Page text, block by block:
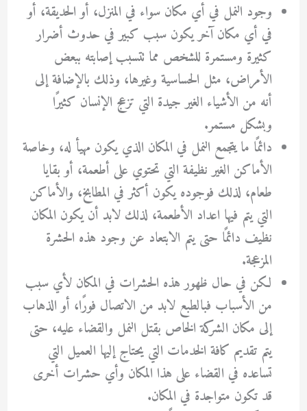
وجود النمل في أي مكان سواء في المنزل، أو الحديقة، أو
في أي مكان آخر يكون سبب كبير في حدوث أضرار
كثيرة ومستمرة للشخص مما تتسبب إصابته ببعض
الأمراض، مثل الحساسية وغيرها، وذلك بالإضافة إلى
أنه من الأشياء الغير جيدة التي تزعج الإنسان كثيرًا
وبشكل مستمر.
دائمًا ما يتجمع النمل في المكان الذي يكون مهيأ له، وخاصة
الأماكن الغير نظيفة التي تحتوي على أطعمة، أو بقايا
طعام، لذلك فوجوده يكون أكثر في المطابخ، والأماكن
التي يتم فيها اعداد الأطعمة، لذلك لابد أن يكون المكان
نظيف دائمًا حتى يتم الابتعاد عن وجود هذه الحشرة
المزعجة.
لكن في حال ظهور هذه الحشرات في المكان لأي سبب
من الأسباب فبالطبع لابد من الاتصال فورًا، أو الذهاب
إلى مكان الشركة الخاص بقتل النمل والقضاء عليه، حتى
يتم تقديم كافة الخدمات التي يحتاج إليها العميل التي
تساعده في القضاء على هذا المكان وأي حشرات أخرى
قد تكون متواجدة في المكان.